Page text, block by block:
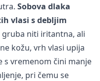
Sobova dlaka
vlasi s debljim
gruba niti iritantna, ali
kožu, vrh vlasi upija
s vremenom čini manje
pri čemu se